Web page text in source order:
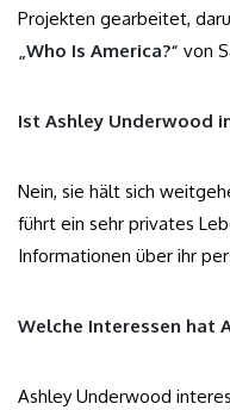
Projekten gearbeitet,
„Who Is America?“ von
Ist Ashley Underwood
Nein, sie hält sich
führt ein sehr privates
Informationen über ihr
Welche Interessen hat
Ashley Underwood